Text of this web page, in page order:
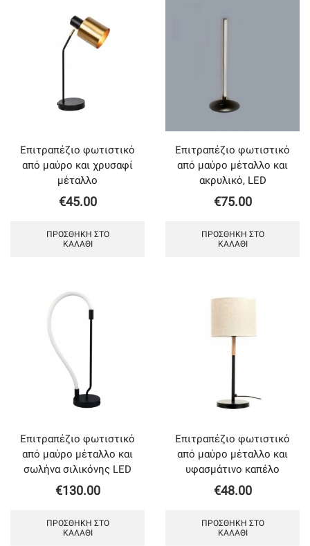
Επιτραπέζιο φωτιστικό
από μαύρο και χρυσαφί
μέταλλο
€45.00
ΠΡΟΣΘΉΚΗ ΣΤΟ
ΚΑΛΆΘΙ
Επιτραπέζιο φωτιστικό
από μαύρο μέταλλο και
ακρυλικό, LED
€75.00
ΠΡΟΣΘΉΚΗ ΣΤΟ
ΚΑΛΆΘΙ
Επιτραπέζιο φωτιστικό
από μαύρο μέταλλο και
σωλήνα σιλικόνης LED
€130.00
ΠΡΟΣΘΉΚΗ ΣΤΟ
ΚΑΛΆΘΙ
Επιτραπέζιο φωτιστικό
από μαύρο μέταλλο και
υφασμάτινο καπέλο
€48.00
ΠΡΟΣΘΉΚΗ ΣΤΟ
ΚΑΛΆΘΙ